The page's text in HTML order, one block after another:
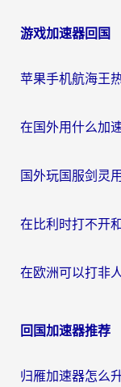
游戏加速器回国
回国加速器推荐